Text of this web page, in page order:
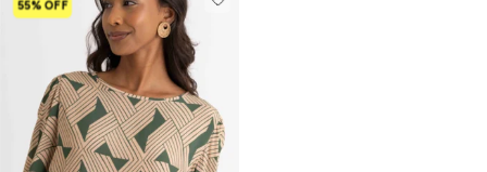
55% OFF